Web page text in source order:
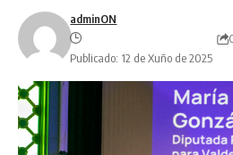
adminON
Publicado: 12 de Xuño de 2025